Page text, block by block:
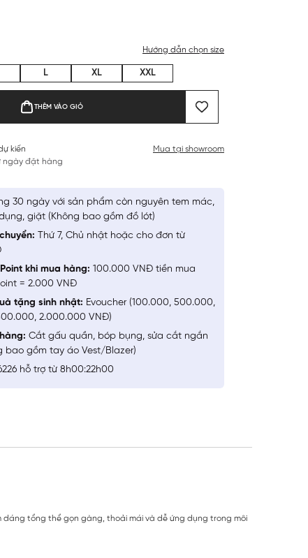
Hướng dẫn chọn size
L XL XXL
THÊM VÀO GIỎ
kiến
ngày đặt hàng
Mua tại showroom
30 ngày với sản phẩm còn nguyên tem mác,
giặt (Không bao gồm đồ lót)
Thứ 7, Chủ nhật hoặc cho đơn từ
khi mua hàng: 100.000 VNĐ tiền mua
= 2.000 VNĐ
tặng sinh nhật: Evoucher (100.000, 500.000,
2.000.000 VNĐ)
Cắt gấu quần, bóp bụng, sửa cắt ngắn
bao gồm tay áo Vest/Blazer)
hỗ trợ từ 8h00:22h00
dáng tổng thể gọn gàng, thoải mái và dễ ứng dụng trong môi